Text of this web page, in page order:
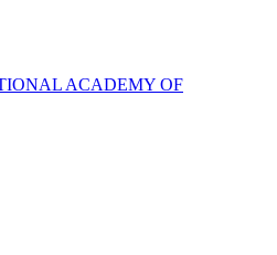
ACADEMY OF